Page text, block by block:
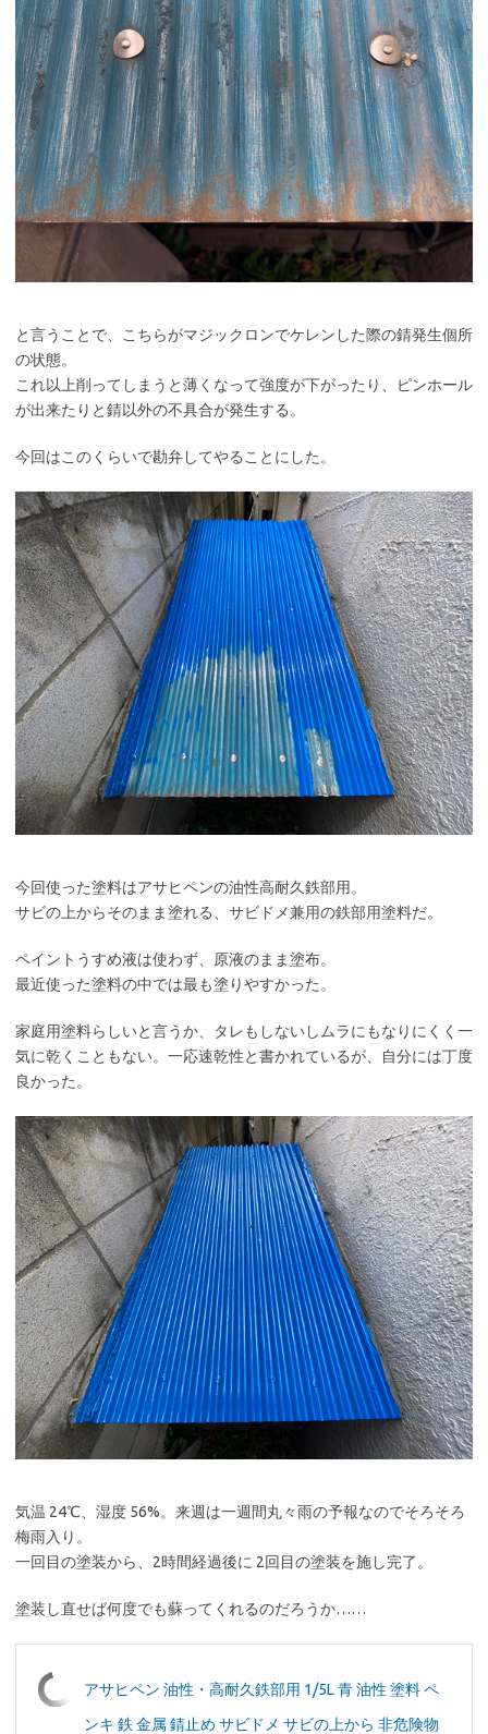
と言うことで、こちらがマジックロンでケレンした際の錆発生個所
の状態。
これ以上削ってしまうと薄くなって強度が下がったり、ピンホール
が出来たりと錆以外の不具合が発生する。
今回はこのくらいで勘弁してやることにした。
今回使った塗料はアサヒペンの油性高耐久鉄部用。
サビの上からそのまま塗れる、サビドメ兼用の鉄部用塗料だ。
ペイントうすめ液は使わず、原液のまま塗布。
最近使った塗料の中では最も塗りやすかった。
家庭用塗料らしいと言うか、タレもしないしムラにもなりにくく一
気に乾くこともない。一応速乾性と書かれているが、自分には丁度
良かった。
気温 24℃、湿度 56%。来週は一週間丸々雨の予報なのでそろそろ
梅雨入り。
一回目の塗装から、2時間経過後に 2回目の塗装を施し完了。
塗装し直せば何度でも蘇ってくれるのだろうか……
アサヒペン 油性・高耐久鉄部用 1/5L 青 油性 塗料 ペ
ンキ 鉄 金属 錆止め サビドメ サビの上から 非危険物